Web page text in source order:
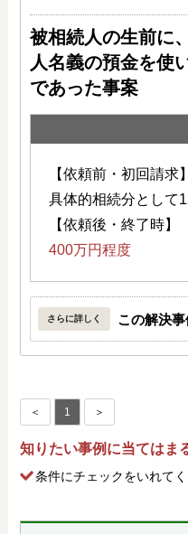
被相続人の生前に
人名義の預金を使
であった事案
【依頼前・初回請求】
具体的相続分として
【依頼後・終了時】
400万円程度
さらに詳しく この解決
＜ 1 ＞
知りたい事例に当てはま
条件にチェックをいれて